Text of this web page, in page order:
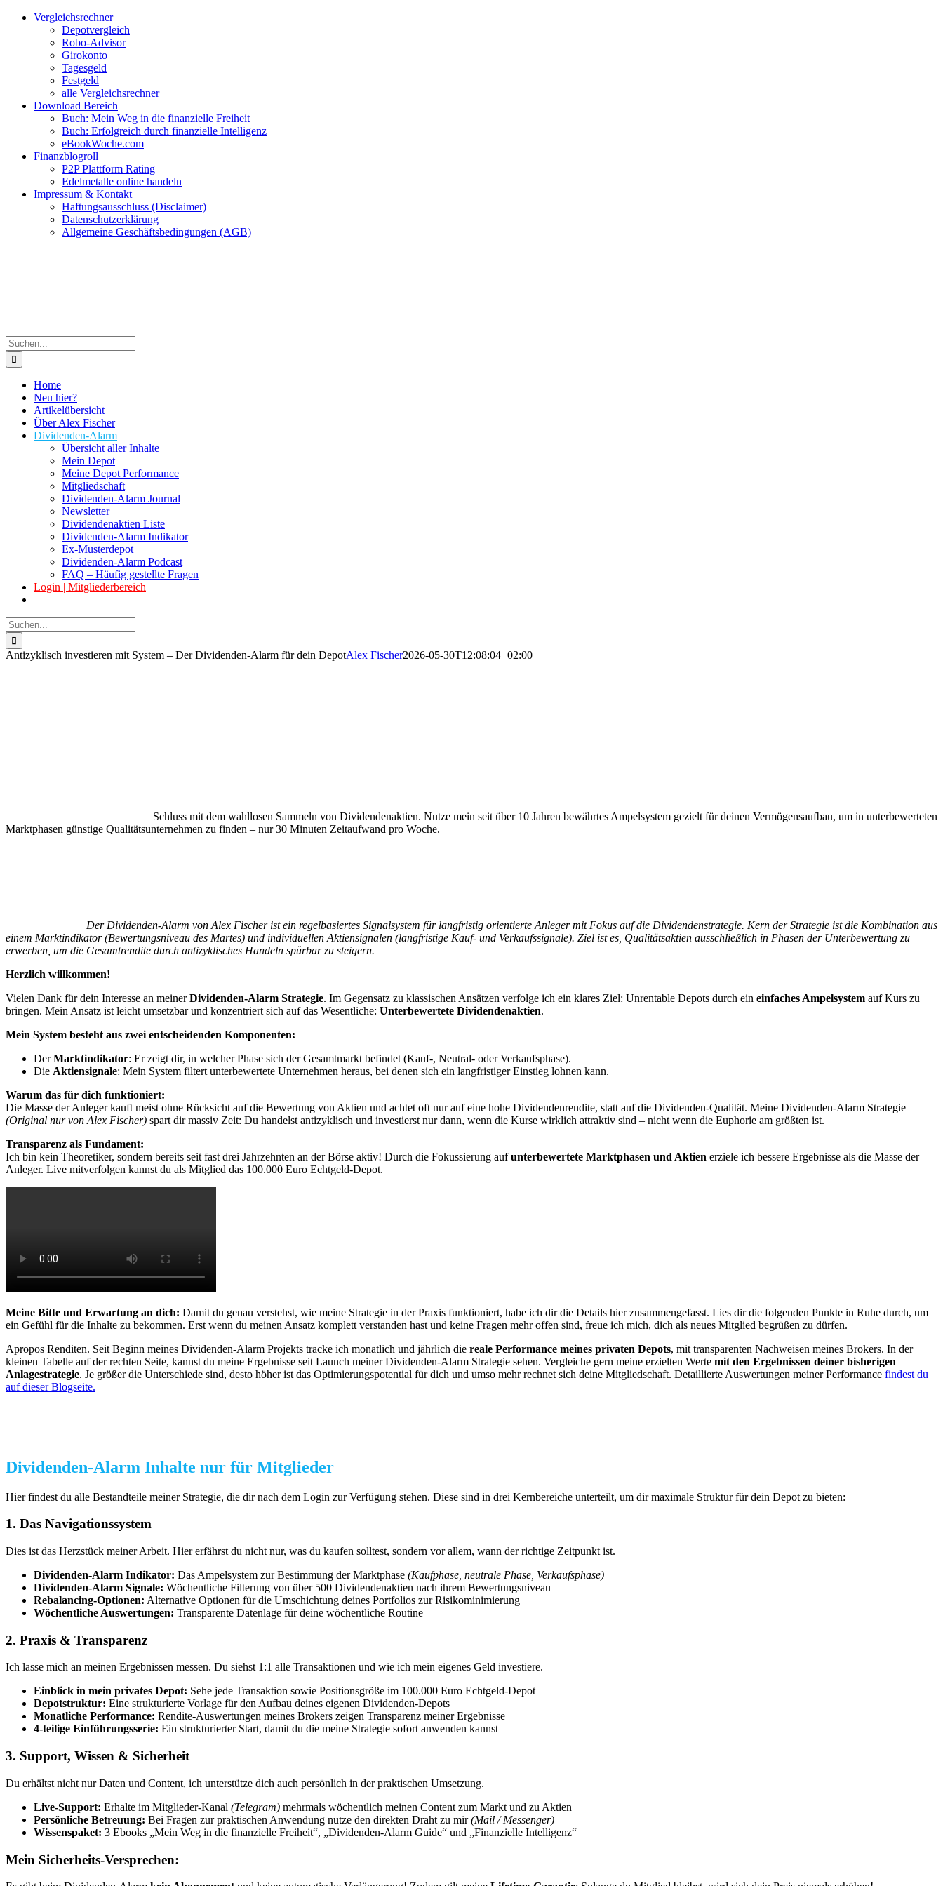
Zum
Facebook
Twitter
Instagram
Pinterest
YouTubeVergleichsrechner
Depotvergleich
Robo-Advisor
Girokonto
Tagesgeld
Festgeld
alle Vergleichsrechner
Download Bereich
Buch: Mein Weg in die finanzielle Freiheit
Buch: Erfolgreich durch finanzielle Intelligenz
eBookWoche.com
Finanzblogroll
P2P Plattform Rating
Edelmetalle online handeln
Impressum & Kontakt
Haftungsausschluss (Disclaimer)
Datenschutzerklärung
Allgemeine Geschäftsbedingungen (AGB)
Suche
nach:
Home
Neu hier?
Artikelübersicht
Über Alex Fischer
Dividenden-Alarm
Übersicht aller Inhalte
Mein Depot
Meine Depot Performance
Mitgliedschaft
Dividenden-Alarm Journal
Newsletter
Dividendenaktien Liste
Dividenden-Alarm Indikator
Ex-Musterdepot
Dividenden-Alarm Podcast
FAQ – Häufig gestellte Fragen
Login | Mitgliederbereich
Suche
nach:
Antizyklisch investieren mit System – Der Dividenden-Alarm für dein DepotAlex Fischer2026-05-30T12:08:04+02:00
Schluss mit dem wahllosen Sammeln von Dividendenaktien. Nutze mein seit über 10 Jahren bewährtes Ampelsystem gezielt für deinen Vermögensaufbau, um in unterbewerteten
Marktphasen günstige Qualitätsunternehmen zu finden – nur 30 Minuten Zeitaufwand pro Woche.
Der Dividenden-Alarm von Alex Fischer ist ein regelbasiertes Signalsystem für langfristig orientierte Anleger mit Fokus auf die Dividendenstrategie. Kern der Strategie ist die Kombination aus
einem Marktindikator (Bewertungsniveau des Martes) und individuellen Aktiensignalen (langfristige Kauf- und Verkaufssignale). Ziel ist es, Qualitätsaktien ausschließlich in Phasen der Unterbewertung zu
erwerben, um die Gesamtrendite durch antizyklisches Handeln spürbar zu steigern.
Herzlich willkommen!
Vielen Dank für dein Interesse an meinerDividenden-Alarm Strategie. Im Gegensatz zu klassischen Ansätzen verfolge ich ein klares Ziel: Unrentable Depots durch ein einfaches Ampelsystem auf Kurs zu
bringen. Mein Ansatz ist leicht umsetzbar und konzentriert sich auf das Wesentliche: Unterbewertete Dividendenaktien.
Mein System besteht aus zwei entscheidenden Komponenten:
DerMarktindikator: Er zeigt dir, in welcher Phase sich der Gesamtmarkt befindet (Kauf-, Neutral- oder Verkaufsphase).
Die Aktiensignale: Mein System filtert unterbewertete Unternehmen heraus, bei denen sich ein langfristiger Einstieg lohnen kann.
Warum das für dich funktioniert:
Die Masse der Anleger kauft meist ohne Rücksicht auf die Bewertung von Aktien und achtet oft nur auf eine hohe Dividendenrendite, statt auf die Dividenden-Qualität. Meine Dividenden-Alarm Strategie
(Original nur von Alex Fischer) spart dir massiv Zeit: Du handelst antizyklisch und investierst nur dann, wenn die Kurse wirklich attraktiv sind – nicht wenn die Euphorie am größten ist.
Transparenz als Fundament:
Ich bin kein Theoretiker, sondern bereits seit fast drei Jahrzehnten an der Börse aktiv! Durch die Fokussierung aufunterbewertete Marktphasen und Aktien erziele ich bessere Ergebnisse als die Masse der
Anleger. Live mitverfolgen kannst du als Mitglied das 100.000 Euro Echtgeld-Depot.
Meine Bitte und Erwartung an dich: Damit du genau verstehst, wie meine Strategie in der Praxis funktioniert, habe ich dir die Details hier zusammengefasst. Lies dir die folgenden Punkte in Ruhe durch, um
ein Gefühl für die Inhalte zu bekommen. Erst wenn du meinen Ansatz komplett verstanden hast und keine Fragen mehr offen sind, freue ich mich, dich als neues Mitglied begrüßen zu dürfen.
Apropos Renditen. Seit Beginn meines Dividenden-Alarm Projekts tracke ich monatlich und jährlich die reale Performance meines privaten Depots, mit transparenten Nachweisen meines Brokers. In der
kleinen Tabelle auf der rechten Seite, kannst du meine Ergebnisse seit Launch meiner Dividenden-Alarm Strategie sehen. Vergleiche gern meine erzielten Werte mit den Ergebnissen deiner bisherigen
Anlagestrategie. Je größer die Unterschiede sind, desto höher ist das Optimierungspotential für dich und umso mehr rechnet sich deine Mitgliedschaft. Detaillierte Auswertungen meiner Performance findest du
auf dieser Blogseite.
Dividenden-Alarm Inhalte nur für Mitglieder
Hier findest du alle Bestandteile meiner Strategie, die dir nach dem Login zur Verfügung stehen. Diese sind in drei Kernbereiche unterteilt, um dir maximale Struktur für dein Depot zu bieten:
1. Das Navigationssystem
Dies ist das Herzstück meiner Arbeit. Hier erfährst du nicht nur, was du kaufen solltest, sondern vor allem, wann der richtige Zeitpunkt ist.
Dividenden-Alarm Indikator: Das Ampelsystem zur Bestimmung der Marktphase (Kaufphase, neutrale Phase, Verkaufsphase)
Dividenden-Alarm Signale: Wöchentliche Filterung von über 500 Dividendenaktien nach ihrem Bewertungsniveau
Rebalancing-Optionen: Alternative Optionen für die Umschichtung deines Portfolios zur Risikominimierung
Wöchentliche Auswertungen: Transparente Datenlage für deine wöchentliche Routine
2. Praxis & Transparenz
Ich lasse mich an meinen Ergebnissen messen. Du siehst 1:1 alle Transaktionen und wie ich mein eigenes Geld investiere.
Einblick in mein privates Depot: Sehe jede Transaktion sowie Positionsgröße im 100.000 Euro Echtgeld-Depot
Depotstruktur: Eine strukturierte Vorlage für den Aufbau deines eigenen Dividenden-Depots
Monatliche Performance: Rendite-Auswertungen meines Brokers zeigen Transparenz meiner Ergebnisse
4-teilige Einführungsserie: Ein strukturierter Start, damit du die meine Strategie sofort anwenden kannst
3. Support, Wissen & Sicherheit
Du erhältst nicht nur Daten und Content, ich unterstütze dich auch persönlich in der praktischen Umsetzung.
Live-Support: Erhalte im Mitglieder-Kanal (Telegram) mehrmals wöchentlich meinen Content zum Markt und zu Aktien
Persönliche Betreuung: Bei Fragen zur praktischen Anwendung nutze den direkten Draht zu mir(Mail / Messenger)
Wissenspaket: 3 Ebooks „Mein Weg in die finanzielle Freiheit“, „Dividenden-Alarm Guide“ und „Finanzielle Intelligenz“
Mein Sicherheits-Versprechen: